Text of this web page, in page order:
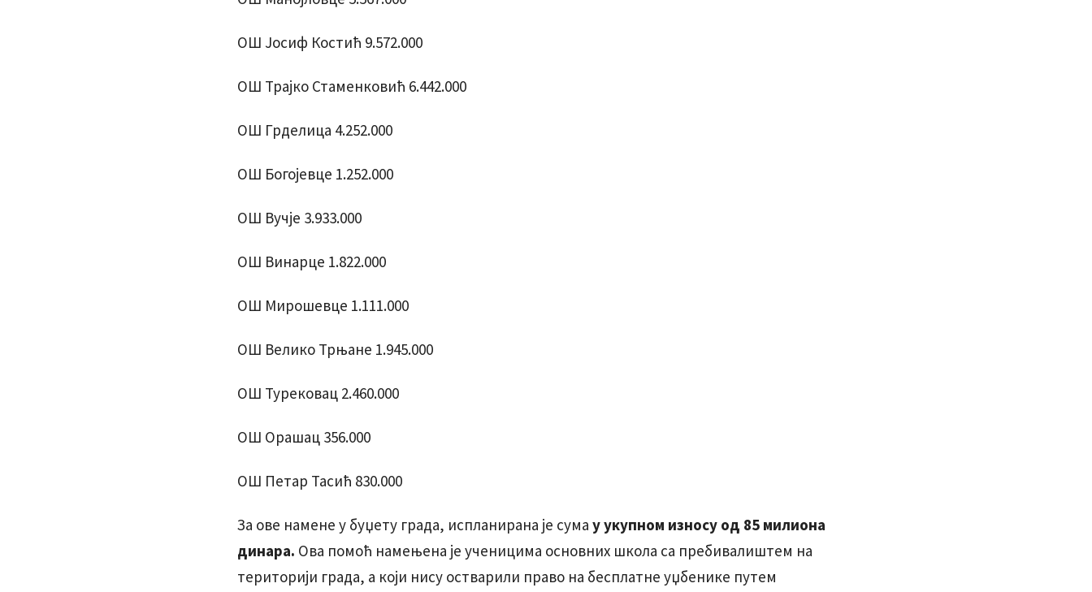
ОШ Јосиф Костић 9.572.000
ОШ Трајко Стаменковић 6.442.000
ОШ Грделица 4.252.000
ОШ Богојевце 1.252.000
ОШ Вучје 3.933.000
ОШ Винарце 1.822.000
ОШ Мирошевце 1.111.000
ОШ Велико Трњане 1.945.000
ОШ Турековац 2.460.000
ОШ Орашац 356.000
ОШ Петар Тасић 830.000
За ове намене у буџету града, испланирана је сума у укупном износу од 85 милиона
динара. Ова помоћ намењена је ученицима основних школа са пребивалиштем на
територији града, а који нису остварили право на бесплатне уџбенике путем